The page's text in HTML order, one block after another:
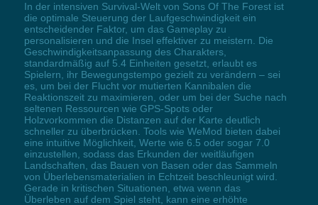
In der intensiven Survival-Welt von Sons Of The Forest ist
die optimale Steuerung der Laufgeschwindigkeit ein
entscheidender Faktor, um das Gameplay zu
personalisieren und die Insel effektiver zu meistern. Die
Geschwindigkeitsanpassung des Charakters,
standardmäßig auf 5.4 Einheiten gesetzt, erlaubt es
Spielern, ihr Bewegungstempo gezielt zu verändern – sei
es, um bei der Flucht vor mutierten Kannibalen die
Reaktionszeit zu maximieren, oder um bei der Suche nach
seltenen Ressourcen wie GPS-Spots oder
Holzvorkommen die Distanzen auf der Karte deutlich
schneller zu überbrücken. Tools wie WeMod bieten dabei
eine intuitive Möglichkeit, Werte wie 6.5 oder sogar 7.0
einzustellen, sodass das Erkunden der weitläufigen
Landschaften, das Bauen von Basen oder das Sammeln
von Überlebensmaterialien in Echtzeit beschleunigt wird.
Gerade in kritischen Situationen, etwa wenn das
Überleben auf dem Spiel steht, kann eine erhöhte